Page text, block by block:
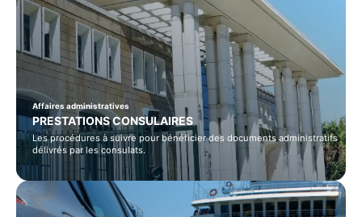
Affaires administratives
PRESTATIONS CONSULAIRES
Les procédures à suivre pour bénéficier des documents administratifs
délivrés par les consulats.